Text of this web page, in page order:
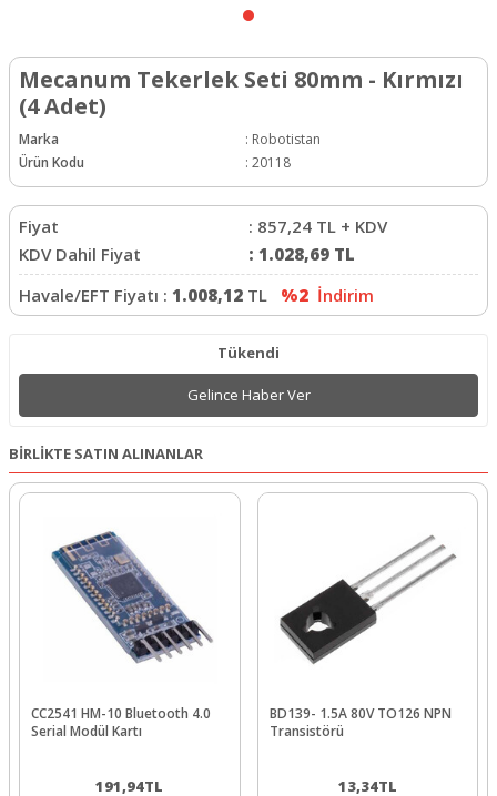
Mecanum Tekerlek Seti 80mm - Kırmızı
(4 Adet)
Marka : Robotistan
Ürün Kodu
: 20118
Fiyat : 857,24 TL + KDV
KDV Dahil Fiyat
: 1.028,69 TL
Havale/EFT Fiyatı : 1.008,12 TL %2 İndirim
Tükendi
Gelince Haber Ver
BİRLİKTE SATIN ALINANLAR
CC2541 HM-10 Bluetooth 4.0
Serial Modül Kartı
191,94TL
BD139- 1.5A 80V TO126 NPN
Transistörü
13,34TL